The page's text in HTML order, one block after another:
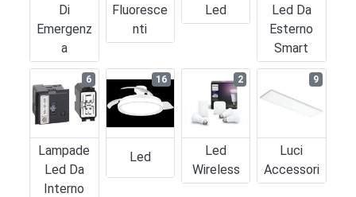
Di
Emergenz
A
Fluoresce
Nti
Led
Led Da
Esterno
Smart
Lampade
Led Da
Interno
6
Led
16
Led
Wireless
2
Luci
Accessori
9